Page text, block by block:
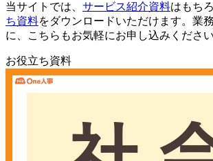
当サイトでは、 サービス紹介資料はもちろ
ち資料をダウンロードいただけます。業
に、こちらもお気軽にお申し込みください
お役立ち資料